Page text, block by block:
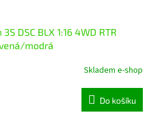
DSC BLX 1:16 4WD RTR
modrá
Skladem e-shop
Do košíku